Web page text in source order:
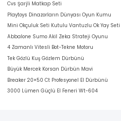
Cvs Şarjli Matkap Seti
Playtoys Dinazorların Dünyası Oyun Kumu
Mini Okçuluk Seti Kutulu Vantuzlu Ok Yay Seti
Abbalone Sumo Akil Zeka Strateji Oyunu
4 Zamanlı Vitesli Bot-Tekne Motoru
Tek Gözlü Kuş Gözlem Dürbünü
Büyük Mercek Korsan Dürbün Mavi
Breaker 20×50 Ct Profesyonel El Dürbünü
3000 Lümen Güçlü El Feneri Wt-604